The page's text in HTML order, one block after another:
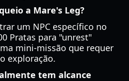
a Mare's Leg?
um NPC específico no
Pratas para "unrest"
mini-missão que requer
exploração.
tem alcance